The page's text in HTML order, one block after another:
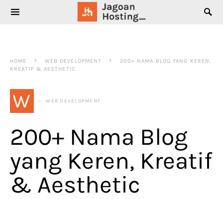
SEARCH FOR:
HOME WEB DEVELOPMENT
200+ NAMA BLOG YANG KEREN,
KREATIF & AESTHETIC
W WEB DEVELOPMENT
200+ Nama Blog
yang Keren, Kreatif
& Aesthetic